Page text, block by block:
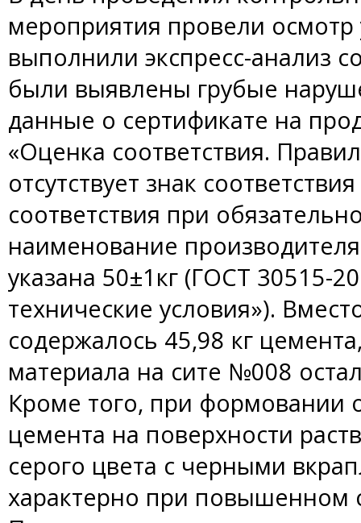
мероприятия провели
выполнили экспресс-анализ
были выявлены грубые
данные о сертификате на
«Оценка соответствия.
отсутствует знак
соответствия при
наименование
указана 50±1кг (ГОСТ
технические условия»).
содержалось 45,98 кг
материала на сите №008
Кроме того, при формовании
цемента на поверхности
серого цвета с черными
характерно при повышенном